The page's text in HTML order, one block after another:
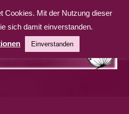
Cookies. Mit der Nutzung dieser
sich damit einverstanden.
Einverstanden